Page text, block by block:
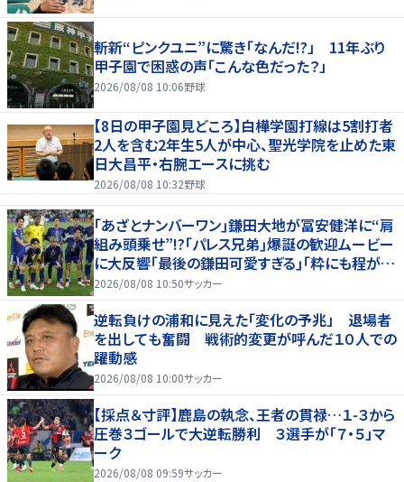
斬新“ピンクユニ”に驚き「なんだ!?」 11年ぶり
甲子園で困惑の声「こんな色だった？」
2026/08/08 10:06野球
【8日の甲子園見どころ】白樺学園打線は5割打者
2人を含む2年生5人が中心、聖光学院を止めた東
日大昌平・右腕エースに挑む
2026/08/08 10:32野球
｢あざとナンバーワン｣鎌田大地が冨安健洋に“肩
組み頭乗せ”!?｢パレス兄弟｣爆誕の歓迎ムービー
に大反響｢最後の鎌田可愛すぎる｣｢粋にも程があ
る！」
2026/08/08 10:50サッカー
逆転負けの浦和に見えた「変化の予兆」 退場者
を出しても奮闘 戦術的変更が呼んだ１０人での
躍動感
2026/08/08 10:00サッカー
【採点＆寸評】鹿島の執念、王者の貫禄…１-３から
圧巻３ゴールで大逆転勝利 ３選手が「７・５」マ
ーク
2026/08/08 09:59サッカー